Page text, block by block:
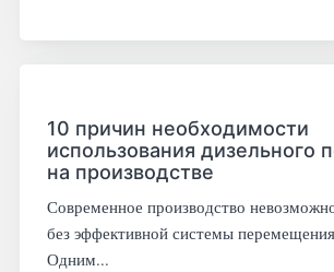
10 причин необходимости
использования дизельного
на производстве
Современное производство
без эффективной системы
Одним...